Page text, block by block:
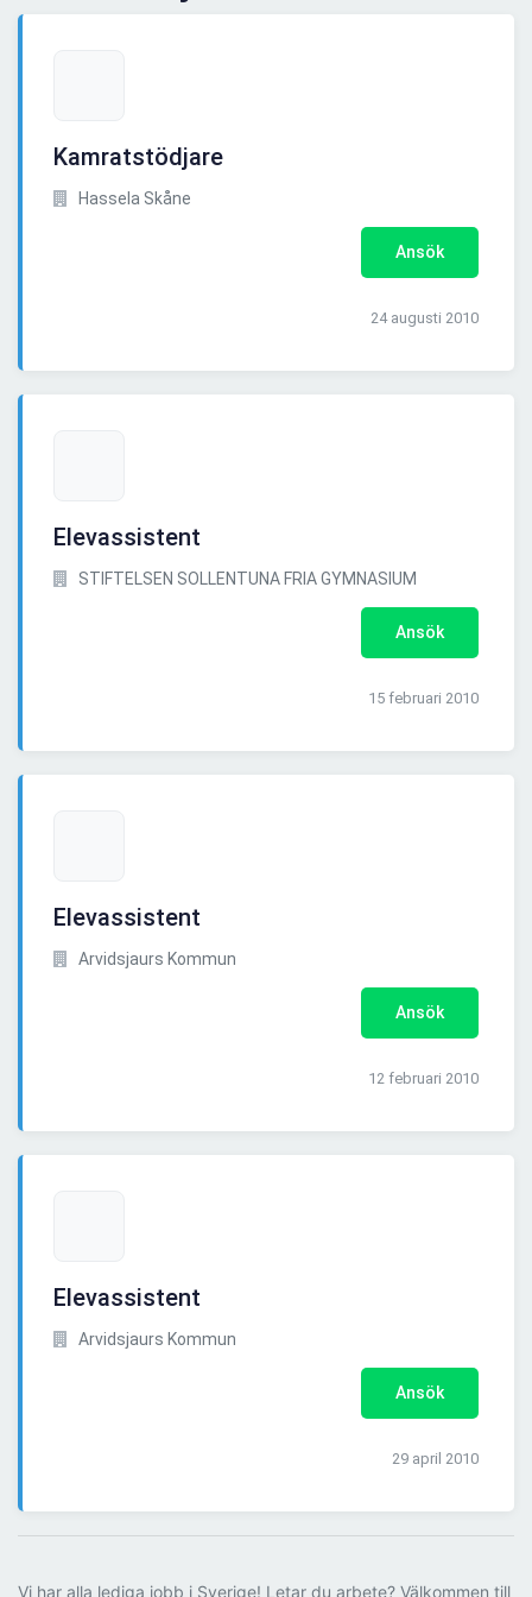
Kamratstödjare
Hassela Skåne
Ansök
24 augusti 2010
Elevassistent
STIFTELSEN SOLLENTUNA FRIA GYMNASIUM
Ansök
15 februari 2010
Elevassistent
Arvidsjaurs Kommun
Ansök
12 februari 2010
Elevassistent
Arvidsjaurs Kommun
Ansök
29 april 2010
Vi har alla lediga jobb i Sverige! Letar du arbete? Välkommen till